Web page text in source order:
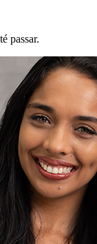
passar.